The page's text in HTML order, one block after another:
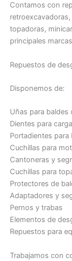
Contamos con
topadoras,
principales
Repuestos de
Disponemos de:
Uñas para baldes
Dientes para
Portadientes para
Cuchillas para
Cantoneras y
Cuchillas para
Protectores de
Adaptadores y
Pernos y trabas
Elementos de
Repuestos para
Trabajamos con